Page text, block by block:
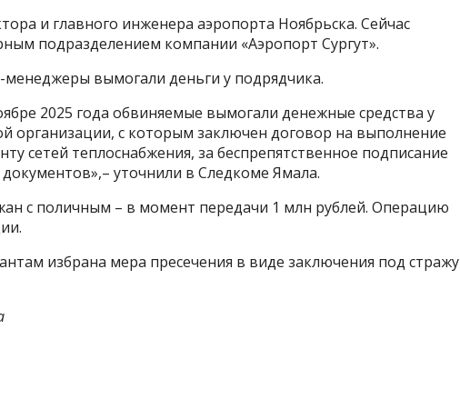
и главного инженера аэропорта Ноябрьска. Сейчас
подразделением компании «Аэропорт Сургут».
менеджеры вымогали деньги у подрядчика.
2025 года обвиняемые вымогали денежные средства у
организации, с которым заключен договор на выполнение
сетей теплоснабжения, за беспрепятственное подписание
уточнили в Следкоме Ямала.
с поличным – в момент передачи 1 млн рублей. Операцию
избрана мера пресечения в виде заключения под стражу